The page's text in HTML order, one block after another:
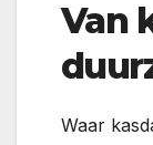
Van
Waar